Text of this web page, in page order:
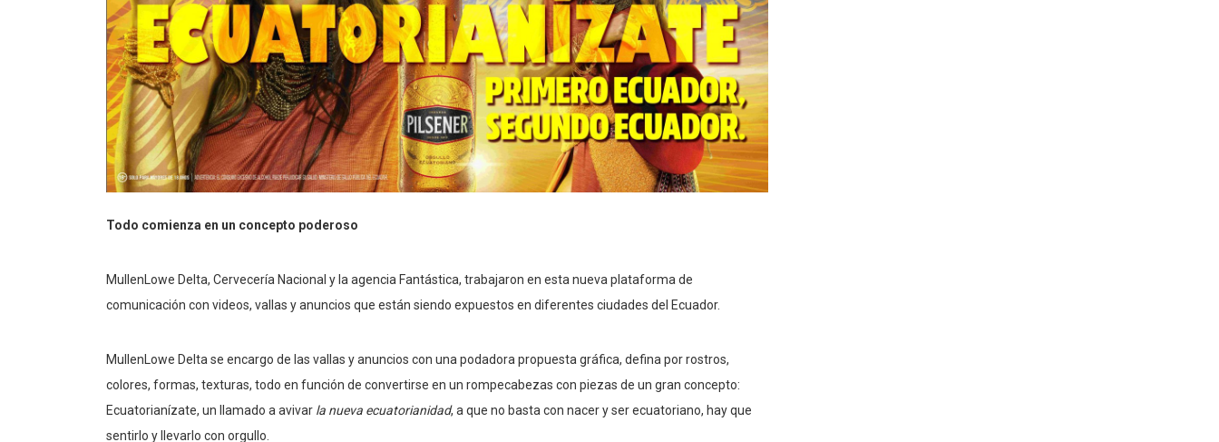
Todo comienza en un concepto poderoso
MullenLowe Delta, Cervecería Nacional y la agencia Fantástica, trabajaron en esta nueva plataforma de
comunicación con videos, vallas y anuncios que están siendo expuestos en diferentes ciudades del Ecuador.
MullenLowe Delta se encargo de las vallas y anuncios con una podadora propuesta gráfica, defina por rostros,
colores, formas, texturas, todo en función de convertirse en un rompecabezas con piezas de un gran concepto:
Ecuatorianízate, un llamado a avivar la nueva ecuatorianidad, a que no basta con nacer y ser ecuatoriano, hay que
sentirlo y llevarlo con orgullo.